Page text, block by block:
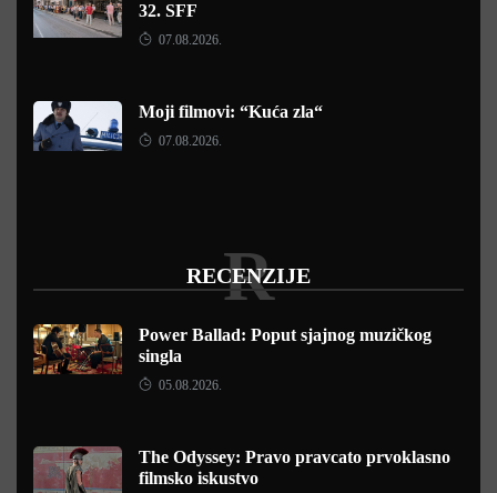
32. SFF
07.08.2026.
Moji filmovi: “Kuća zla“
07.08.2026.
RECENZIJE
R
Power Ballad: Poput sjajnog muzičkog
singla
05.08.2026.
The Odyssey: Pravo pravcato prvoklasno
filmsko iskustvo